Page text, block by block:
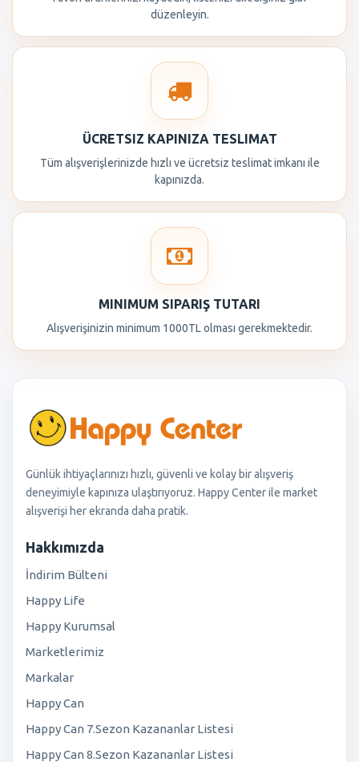
düzenleyin.
ÜCRETSIZ KAPINIZA TESLIMAT
Tüm alışverişlerinizde hızlı ve ücretsiz teslimat imkanı ile
kapınızda.
MINIMUM SIPARIŞ TUTARI
Alışverişinizin minimum 1000TL olması gerekmektedir.
Günlük ihtiyaçlarınızı hızlı, güvenli ve kolay bir alışveriş
deneyimiyle kapınıza ulaştırıyoruz. Happy Center ile market
alışverişi her ekranda daha pratik.
Hakkımızda
İndirim Bülteni
Happy Life
Happy Kurumsal
Marketlerimiz
Markalar
Happy Can
Happy Can 7.Sezon Kazananlar Listesi
Happy Can 8.Sezon Kazananlar Listesi